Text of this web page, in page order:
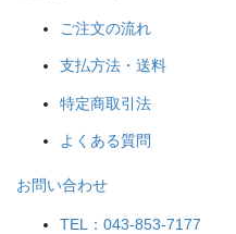
ご注文の流れ
支払方法・送料
特定商取引法
よくある質問
お問い合わせ
TEL：043-853-7177